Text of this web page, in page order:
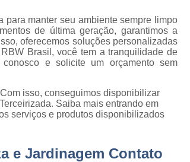
Empresa
Empresa
Empresa de
Empresa de
Empresa de
Empresa de
Empresa
manter seu ambiente sempre limpo
de última geração, garantimos a
oferecemos soluções personalizadas
Brasil, você tem a tranquilidade de
e solicite um orçamento sem
isso, conseguimos disponibilizar
Saiba mais entrando em
serviços e produtos disponibilizados
e Jardinagem Contato